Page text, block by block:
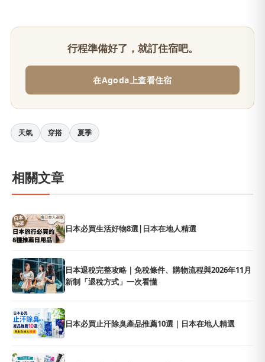
行程準備好了，就訂住宿吧。
在Agoda上查看住宿
天氣 穿搭 夏季
相關文章
日本必買生活好物8選|日本在地人精選
日本退稅完整攻略｜免稅條件、購物流程與2026年11月
新制「退稅方式」一次看懂
日本必買止汗除臭產品推薦10選｜日本在地人精選